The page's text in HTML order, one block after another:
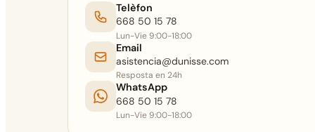
Telèfon
668 50 15 78
Lun-Vie 9:00-18:00
Email
asistencia@dunisse.com
Resposta en 24h
WhatsApp
668 50 15 78
Lun-Vie 9:00-18:00